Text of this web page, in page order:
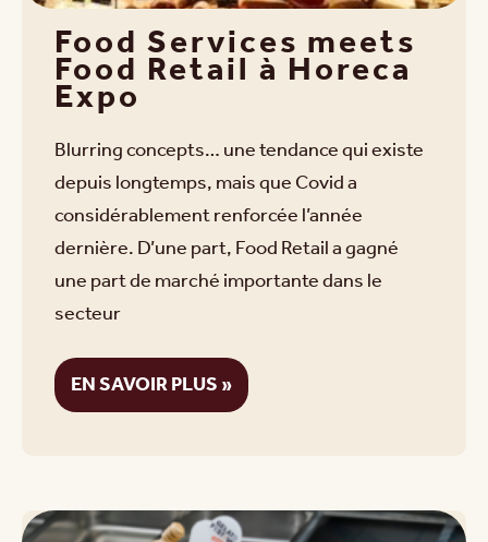
Food Services meets
Food Retail à Horeca
Expo
Blurring concepts… une tendance qui existe
depuis longtemps, mais que Covid a
considérablement renforcée l’année
dernière. D’une part, Food Retail a gagné
une part de marché importante dans le
secteur
EN SAVOIR PLUS »